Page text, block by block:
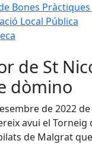
Bones
Local Pública
de St
dòmino
de 2022
avui el Torneig
de Malgrat